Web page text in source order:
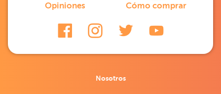
Opiniones Cómo comprar
Nosotros